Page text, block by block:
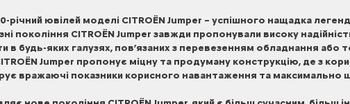
річний ювілей моделі CITROЁN Jumper – успішного нащадка
покоління CITROЁN Jumper завжди пропонували високу
в будь-яких галузях, пов’язаних з перевезенням обладнання або
Jumper пропонує міцну та продуману конструкцію, де з
вражаючі показники корисного навантаження та максимально